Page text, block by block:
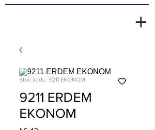
Stok kodu: 9211 EKONOM
9211 ERDEM
EKONOM